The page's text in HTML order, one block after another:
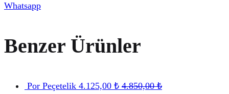
Whatsapp
Benzer Ürünler
Por Peçetelik 4.125,00 ₺ 4.850,00₺